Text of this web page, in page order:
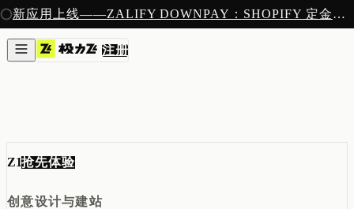
新应用上线——ZALIFY DOWNPAY：SHOPIFY 定金预售收款
注册
注册
产品
创作
表单与提交
增长
Z1抢先体验
创意设计与建站